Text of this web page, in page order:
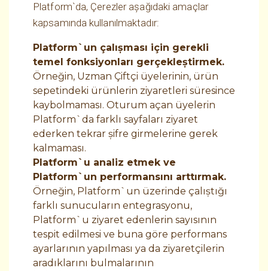
Platform`da, Çerezler aşağıdaki amaçlar
kapsamında kullanılmaktadır:
Platform`un çalışması için gerekli
temel fonksiyonları gerçekleştirmek.
Örneğin, Uzman Çiftçi üyelerinin, ürün
sepetindeki ürünlerin ziyaretleri süresince
kaybolmaması. Oturum açan üyelerin
Platform`da farklı sayfaları ziyaret
ederken tekrar şifre girmelerine gerek
kalmaması.
Platform`u analiz etmek ve
Platform`un performansını arttırmak.
Örneğin, Platform`un üzerinde çalıştığı
farklı sunucuların entegrasyonu,
Platform`u ziyaret edenlerin sayısının
tespit edilmesi ve buna göre performans
ayarlarının yapılması ya da ziyaretçilerin
aradıklarını bulmalarının